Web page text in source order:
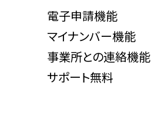
電子申請機能
マイナンバー機能
事業所との連絡機能
サポート無料